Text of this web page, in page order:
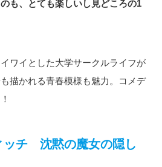
も、とても楽しいし見どころの1
ワイとした大学サークルライフが
描かれる青春模様も魅力。コメデ
ッチ 沈黙の魔女の隠し